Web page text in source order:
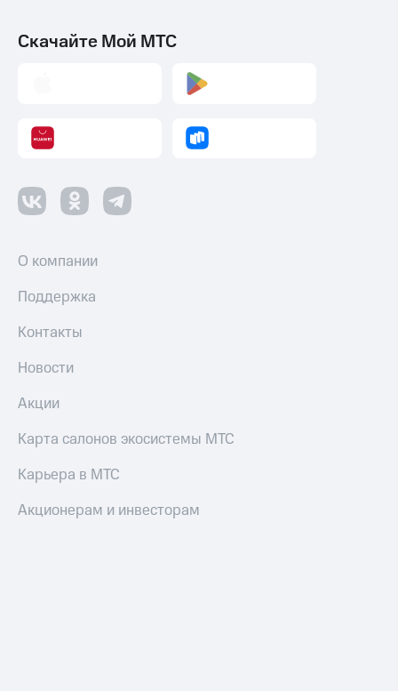
Скачайте Мой МТС
О компании
Поддержка
Контакты
Новости
Акции
Карта салонов экосистемы МТС
Карьера в МТС
Акционерам и инвесторам